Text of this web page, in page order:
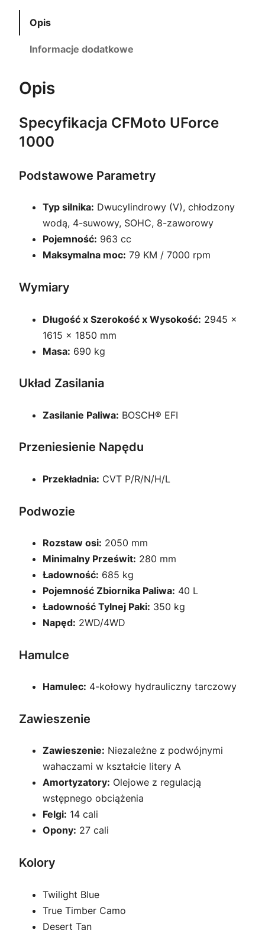
Opis
Informacje dodatkowe
Opis
Specyfikacja CFMoto UForce
1000
Podstawowe Parametry
Typ silnika: Dwucylindrowy (V), chłodzony
wodą, 4-suwowy, SOHC, 8-zaworowy
Pojemność: 963 cc
Maksymalna moc: 79 KM / 7000 rpm
Wymiary
Długość x Szerokość x Wysokość: 2945 ×
1615 × 1850 mm
Masa: 690 kg
Układ Zasilania
Zasilanie Paliwa: BOSCH® EFI
Przeniesienie Napędu
Przekładnia: CVT P/R/N/H/L
Podwozie
Rozstaw osi: 2050 mm
Minimalny Prześwit: 280 mm
Ładowność: 685 kg
Pojemność Zbiornika Paliwa: 40 L
Ładowność Tylnej Paki: 350 kg
Napęd: 2WD/4WD
Hamulce
Hamulec: 4-kołowy hydrauliczny tarczowy
Zawieszenie
Zawieszenie: Niezależne z podwójnymi
wahaczami w kształcie litery A
Amortyzatory: Olejowe z regulacją
wstępnego obciążenia
Felgi: 14 cali
Opony: 27 cali
Kolory
Twilight Blue
True Timber Camo
Desert Tan